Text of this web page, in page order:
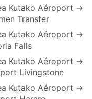
Kutako Aéroport →
Transfer
Kutako Aéroport →
Falls
Kutako Aéroport →
Livingstone
Kutako Aéroport →